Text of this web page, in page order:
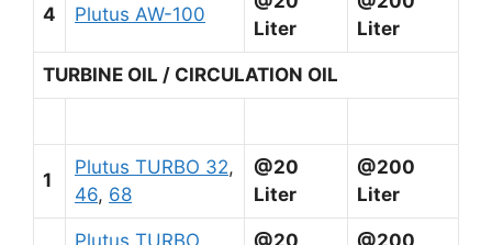
4 Plutus AW-100
Liter
Liter
TURBINE OIL / CIRCULATION OIL
1
Plutus TURBO 32,
46, 68
@20
Liter
@200
Liter
Plutus TURBO
@20
@200